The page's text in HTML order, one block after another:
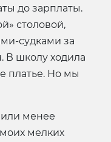
до зарплаты.
столовой,
судками за
В школу ходила
платье. Но мы
менее
мелких